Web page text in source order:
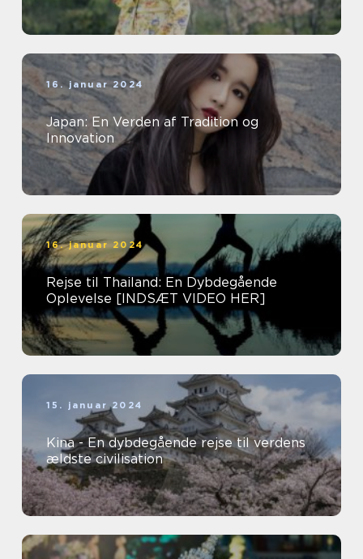
16. januar 2024
Japan: En Verden af Tradition og
Innovation
16. januar 2024
Rejse til Thailand: En Dybdegående
Oplevelse [INDSÆT VIDEO HER]
15. januar 2024
Kina - En dybdegående rejse til verdens
ældste civilisation